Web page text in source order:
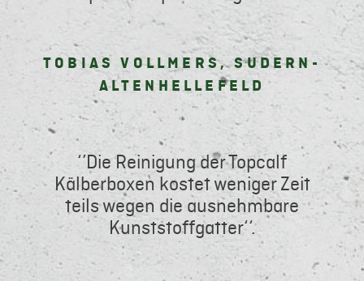
TOBIAS VOLLMERS, SUDERN-
ALTENHELLEFELD
‘’Die Reinigung der Topcalf
Kälberboxen kostet weniger Zeit
teils wegen die ausnehmbare
Kunststoffgatter‘‘.